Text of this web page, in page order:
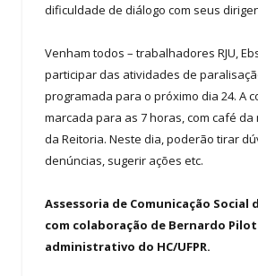
dificuldade de diálogo com seus
Venham todos – trabalhadores RJU,
participar das atividades de
programada para o próximo dia 24. A
marcada para as 7 horas, com café da
da Reitoria. Neste dia, poderão tirar
denúncias, sugerir ações etc.
Assessoria de Comunicação Social
com colaboração de Bernardo
administrativo do HC/UFPR.